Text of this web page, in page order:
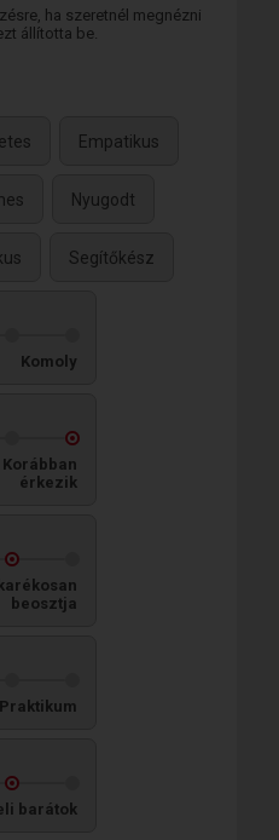
ha szeretnél megnézni
állította be.
Empatikus
Nyugodt
Segítőkész
Komoly
Korábban
érkezik
beosztja
Praktikum
barátok